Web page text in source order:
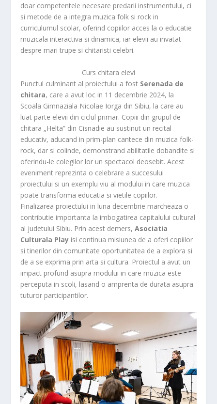
doar competentele necesare predarii instrumentului, ci
si metode de a integra muzica folk si rock in
curriculumul scolar, oferind copiilor acces la o educatie
muzicala interactiva si dinamica, iar elevii au invatat
despre mari trupe si chitaristi celebri.
Curs chitara elevi
Punctul culminant al proiectului a fost Serenada de
chitara, care a avut loc in 11 decembrie 2024, la
Scoala Gimnaziala Nicolae Iorga din Sibiu, la care au
luat parte elevii din ciclul primar. Copiii din grupul de
chitara „Helta” din Cisnadie au sustinut un recital
educativ, aducand in prim-plan cantece din muzica folk-
rock, dar si colinde, demonstrand abilitatile dobandite si
oferindu-le colegilor lor un spectacol deosebit. Acest
eveniment reprezinta o celebrare a succesului
proiectului si un exemplu viu al modului in care muzica
poate transforma educatia si vietile copiilor.
Finalizarea proiectului in luna decembrie marcheaza o
contributie importanta la imbogatirea capitalului cultural
al judetului Sibiu. Prin acest demers,Asociatia
Culturala Play isi continua misiunea de a oferi copiilor
si tinerilor din comunitate oportunitatea de a explora si
de a se exprima prin arta si cultura. Proiectul a avut un
impact profund asupra modului in care muzica este
perceputa in scoli, lasand o amprenta de durata asupra
tuturor participantilor.